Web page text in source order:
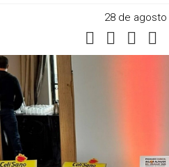
28 de agosto